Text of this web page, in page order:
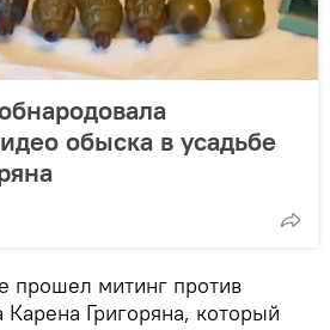
обыска в усадьбе
прошел митинг против
Григоряна, который